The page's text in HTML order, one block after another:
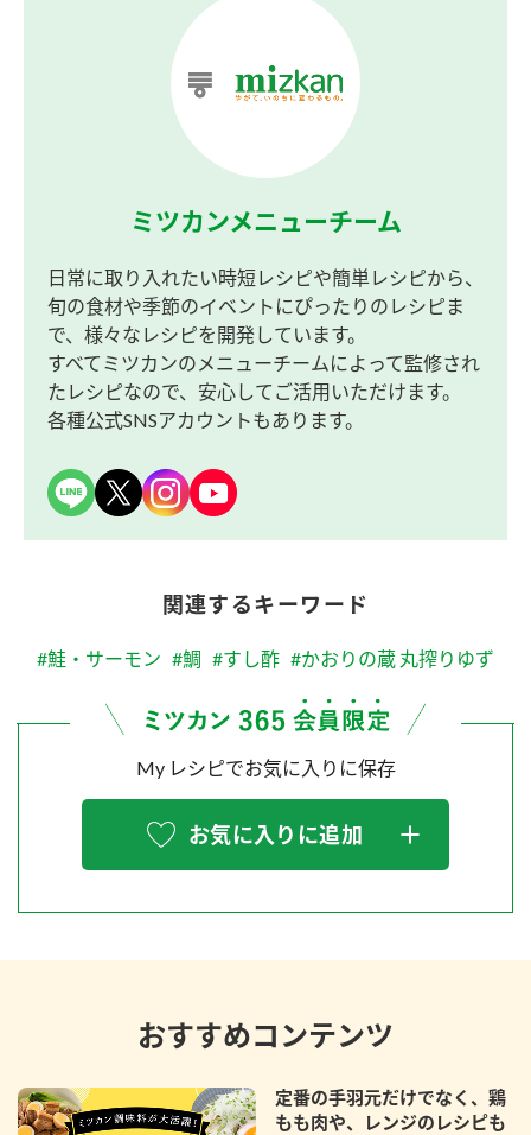
ミツカンメニューチーム
日常に取り入れたい時短レシピや簡単レシピから、
旬の食材や季節のイベントにぴったりのレシピま
で、様々なレシピを開発しています。
すべてミツカンのメニューチームによって監修され
たレシピなので、安心してご活用いただけます。
各種公式SNSアカウントもあります。
関連するキーワード
#鮭・サーモン #鯛 #すし酢 #かおりの蔵 丸搾りゆず
My レシピでお気に入りに保存
お気に入りに追加
おすすめコンテンツ
定番の手羽元だけでなく、鶏
もも肉や、レンジのレシピも